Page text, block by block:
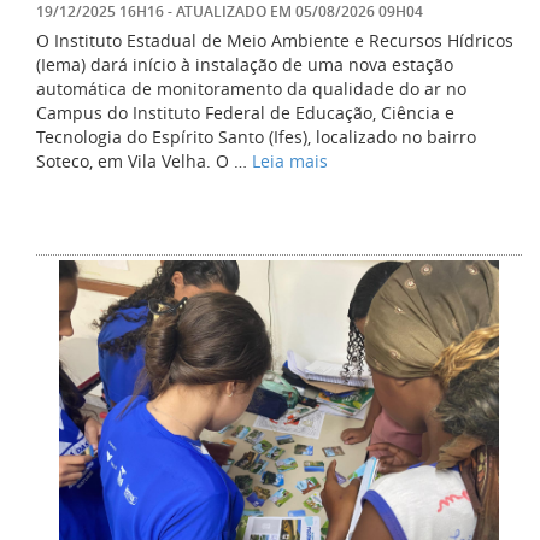
19/12/2025 16H16- ATUALIZADO EM 05/08/2026 09H04
O Instituto Estadual de Meio Ambiente e Recursos Hídricos
(Iema) dará início à instalação de uma nova estação
automática de monitoramento da qualidade do ar no
Campus do Instituto Federal de Educação, Ciência e
Tecnologia do Espírito Santo (Ifes), localizado no bairro
Soteco, em Vila Velha. O … Leia mais